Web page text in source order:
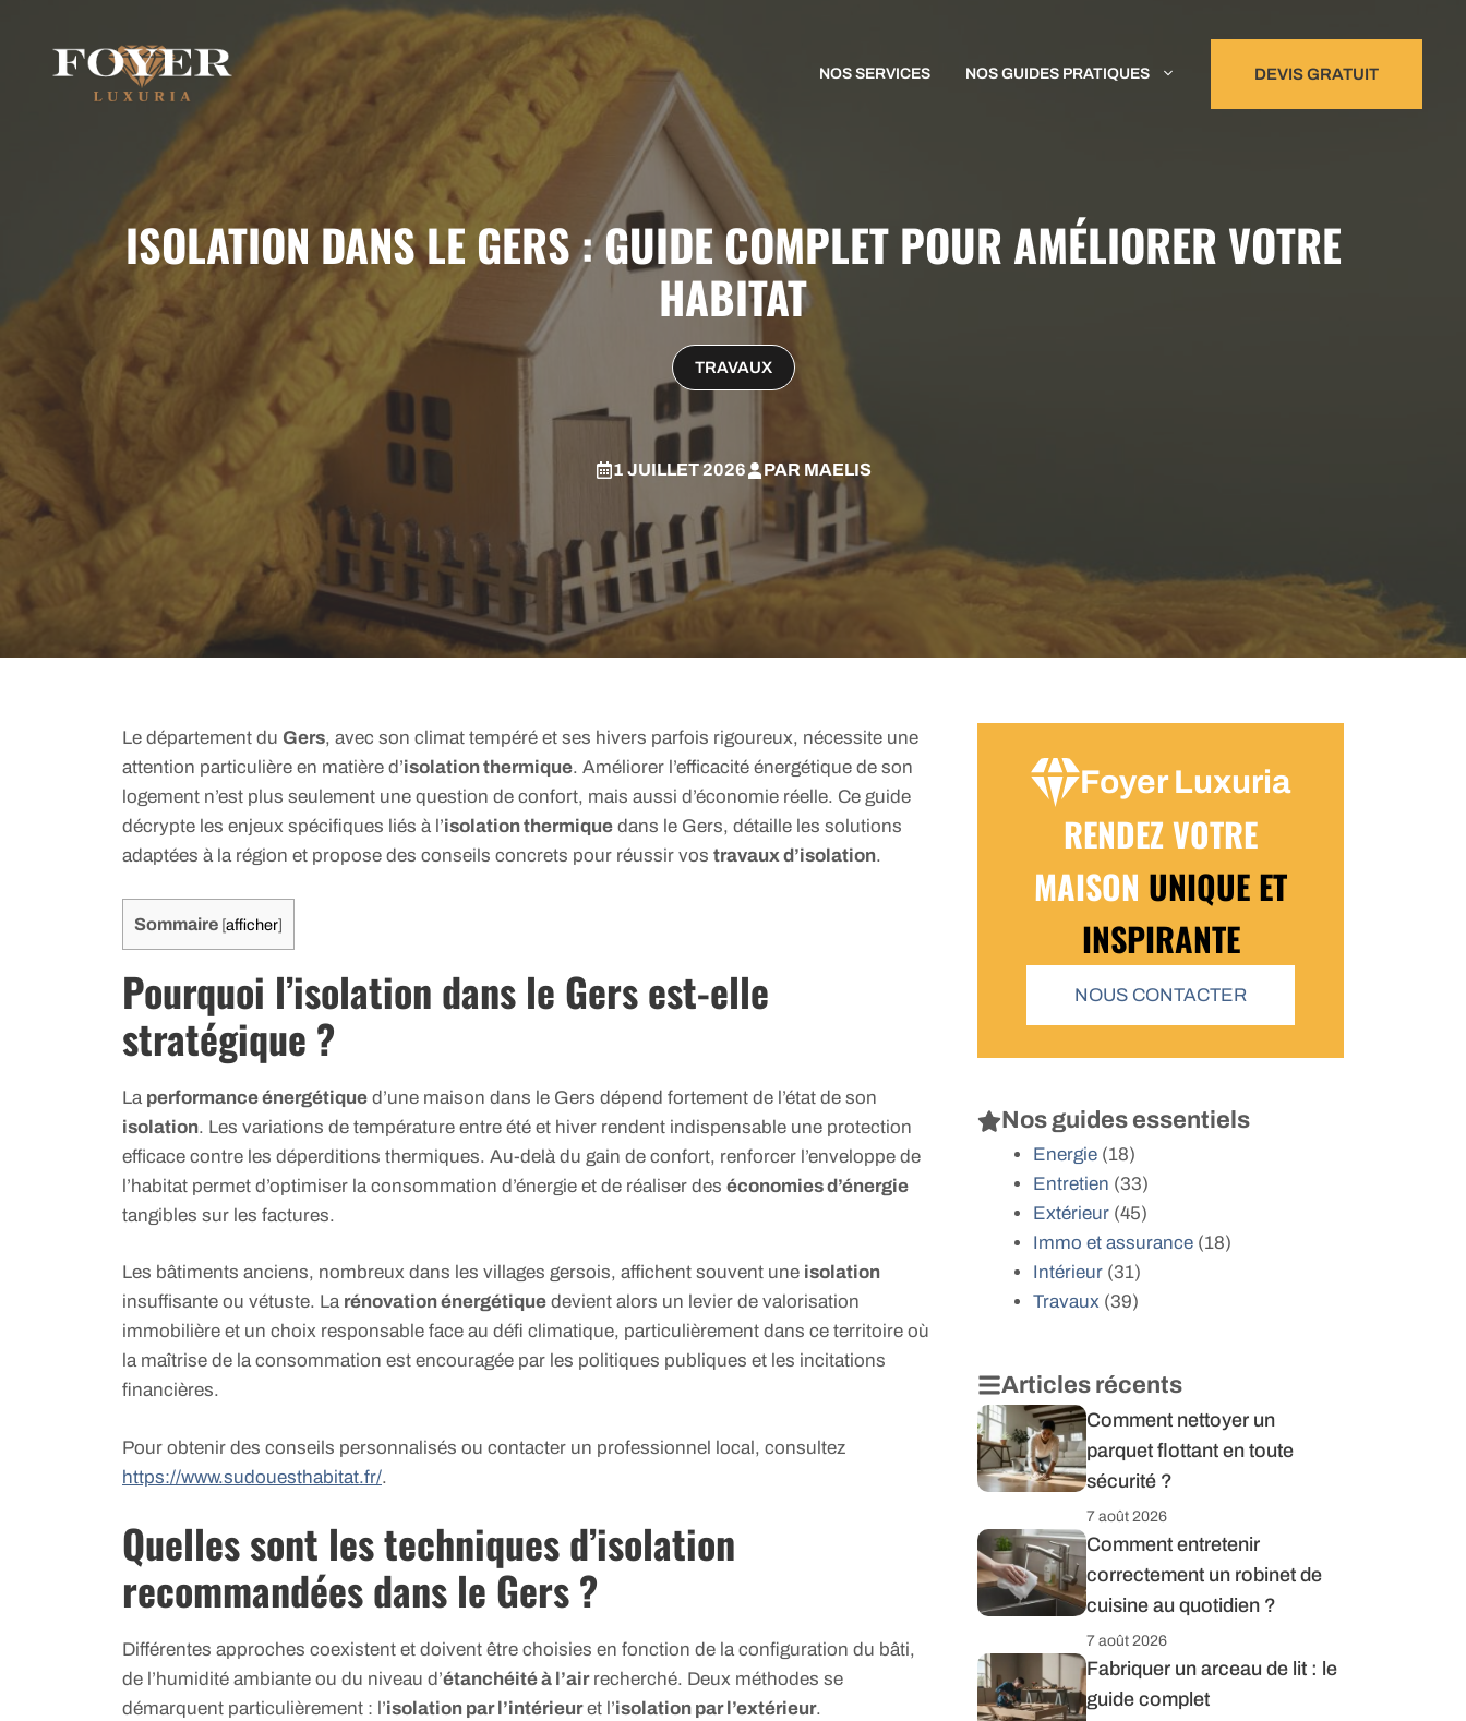
contenu
NOS SERVICES NOS GUIDES PRATIQUES DEVIS GRATUIT
ISOLATION DANS LE GERS : GUIDE COMPLET POUR AMÉLIORER VOTRE
HABITAT
TRAVAUX
1 JUILLET 2026 PAR MAELIS
Le département du Gers, avec son climat tempéré et ses hivers parfois rigoureux, nécessite une
attention particulière en matière d’isolation thermique. Améliorer l’efficacité énergétique de son
logement n’est plus seulement une question de confort, mais aussi d’économie réelle. Ce guide
décrypte les enjeux spécifiques liés à l’isolation thermique dans le Gers, détaille les solutions
adaptées à la région et propose des conseils concrets pour réussir vos travaux d’isolation.
Sommaire [afficher]
Pourquoi l’isolation dans le Gers est-elle
stratégique ?
La performance énergétique d’une maison dans le Gers dépend fortement de l’état de son
isolation. Les variations de température entre été et hiver rendent indispensable une protection
efficace contre les déperditions thermiques. Au-delà du gain de confort, renforcer l’enveloppe de
l’habitat permet d’optimiser la consommation d’énergie et de réaliser des économies d’énergie
tangibles sur les factures.
Les bâtiments anciens, nombreux dans les villages gersois, affichent souvent une isolation
insuffisante ou vétuste. La rénovation énergétique devient alors un levier de valorisation
immobilière et un choix responsable face au défi climatique, particulièrement dans ce territoire où
la maîtrise de la consommation est encouragée par les politiques publiques et les incitations
financières.
Pour obtenir des conseils personnalisés ou contacter un professionnel local, consultez
https://www.sudouesthabitat.fr/.
Quelles sont les techniques d’isolation
recommandées dans le Gers ?
Différentes approches coexistent et doivent être choisies en fonction de la configuration du bâti,
de l’humidité ambiante ou du niveau d’étanchéité à l’airrecherché. Deux méthodes se
démarquent particulièrement : l’isolation par l’intérieuret l’isolation par l’extérieur.
Foyer Luxuria
RENDEZ VOTRE
MAISON UNIQUE ET
INSPIRANTE
NOUS CONTACTER
Nos guides essentiels
Energie (18)
Entretien (33)
Extérieur (45)
Immo et assurance (18)
Intérieur (31)
Travaux (39)
Articles récents
Comment nettoyer un
parquet flottant en toute
sécurité ?
7 août 2026
Comment entretenir
correctement un robinet de
cuisine au quotidien ?
7 août 2026
Fabriquer un arceau de lit : le
guide complet